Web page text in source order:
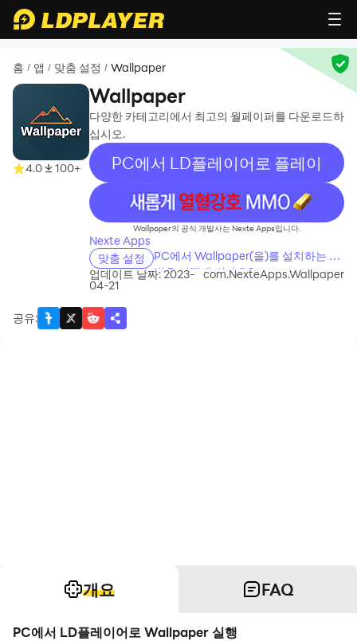
홈 / 앱 / 맞춤 설정 / Wallpaper
4.0 100+
Wallpaper
다양한 카테고리에서 최고의 월페이퍼를 다운로드하
십시오.
PC에서 LD플레이어로 플레이
recommend
Wallpaper의 공식 개발사는 Nexte Apps입니다.
Nexte Apps
맞춤 설정
PC에서 Wallpaper(을)를 설치하는 방
법은 어떻게 되나요?
업데이트 날짜: 2023-
04-21
com.NexteApps.Wallpaper
공유:
개요 FAQ
PC에서 LD플레이어로 Wallpaper 실행